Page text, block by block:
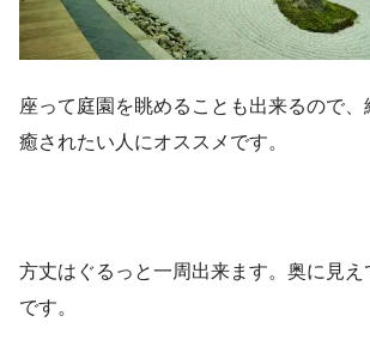
座って庭園を眺めることも出来るので、
癒されたい人にオススメです。
方丈はぐるっと一周出来ます。奥に見え
です。